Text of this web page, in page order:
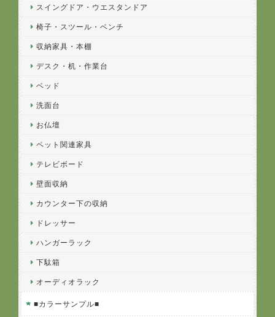
スイングドア・ウエスタンドア
椅子・スツール・ベンチ
収納家具・本棚
デスク・机・作業台
ベッド
洗面台
お仏壇
ペット関連家具
テレビボード
壁面収納
カウンター下の収納
ドレッサー
ハンガーラック
下駄箱
オーディオラック
■カラーサンプル■